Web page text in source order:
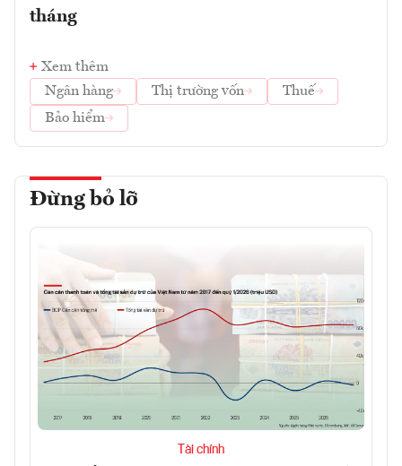
tháng
Xem thêm
Ngân hàng
Thị trường vốn
Thuế
Bảo hiểm
Đừng bỏ lỡ
Tài chính